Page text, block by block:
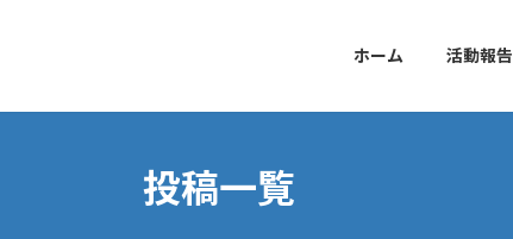
ホーム 活動報告
投稿一覧